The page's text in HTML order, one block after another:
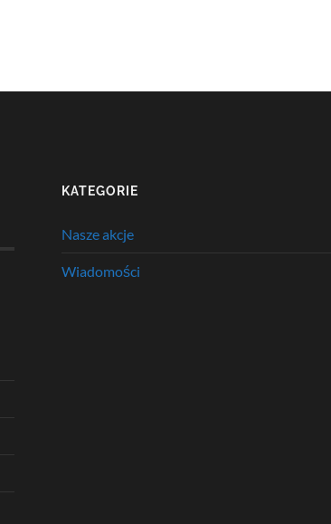
KATEGORIE
Nasze akcje
Wiadomości